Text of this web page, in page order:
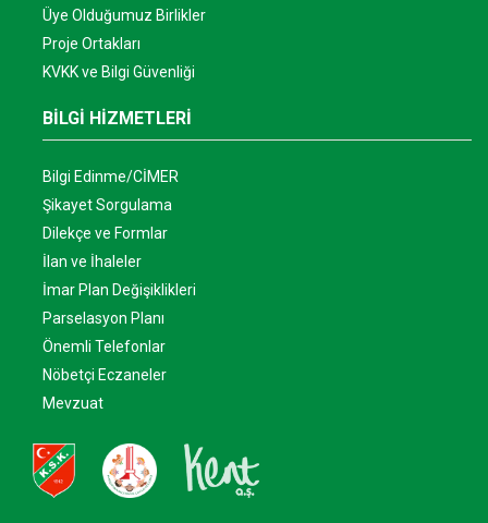
Üye Olduğumuz Birlikler
Proje Ortakları
KVKK ve Bilgi Güvenliği
BİLGİ HİZMETLERİ
Bilgi Edinme/CİMER
Şikayet Sorgulama
Dilekçe ve Formlar
İlan ve İhaleler
İmar Plan Değişiklikleri
Parselasyon Planı
Önemli Telefonlar
Nöbetçi Eczaneler
Mevzuat